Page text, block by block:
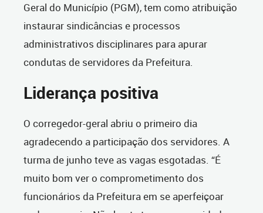
Geral do Município (PGM), tem como atribuição
instaurar sindicâncias e processos
administrativos disciplinares para apurar
condutas de servidores da Prefeitura.
Liderança positiva
O corregedor-geral abriu o primeiro dia
agradecendo a participação dos servidores. A
turma de junho teve as vagas esgotadas. “É
muito bom ver o comprometimento dos
funcionários da Prefeitura em se aperfeiçoar